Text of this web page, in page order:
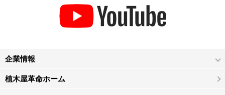
企業情報
植木屋革命ホーム